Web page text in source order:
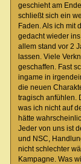
geschieht am
schließt sich ein
Faden. Als ich mit
gedacht wieder
allem stand vor 2
lassen. Viele
geschaffen. Fast
ingame in
die neuen
tragisch anfühlen.
was ich nicht auf
hätte
Jeder von uns ist
und NSC,
nicht schlechter
Kampagne. Was